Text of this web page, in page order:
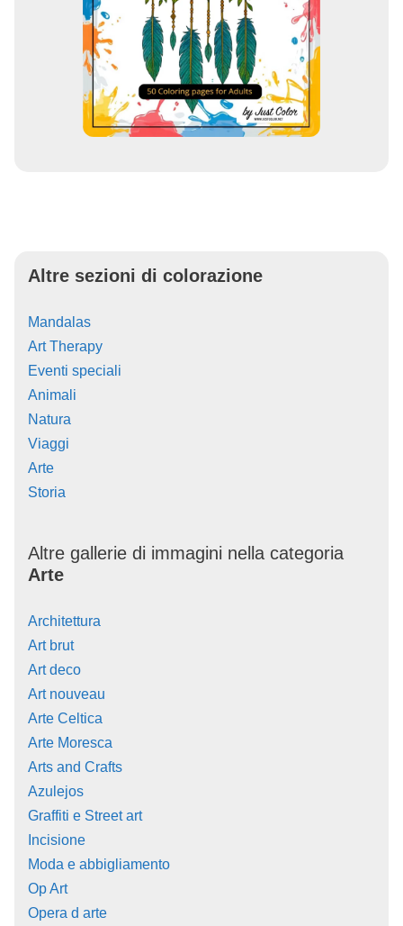
Altre sezioni di colorazione
Mandalas
Art Therapy
Eventi speciali
Animali
Natura
Viaggi
Arte
Storia
Altre gallerie di immagini nella categoria
Arte
Architettura
Art brut
Art deco
Art nouveau
Arte Celtica
Arte Moresca
Arts and Crafts
Azulejos
Graffiti e Street art
Incisione
Moda e abbigliamento
Op Art
Opera d arte